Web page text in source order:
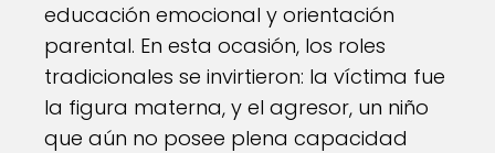
educación emocional y orientación
parental. En esta ocasión, los roles
tradicionales se invirtieron: la víctima fue
la figura materna, y el agresor, un niño
que aún no posee plena capacidad